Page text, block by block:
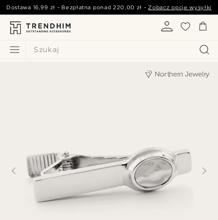
Szukaj
Dostawa 16,99 zł - Bezpłatna ponad220,00 zł -Zobacz opcje wysyłki